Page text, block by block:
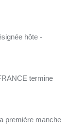
hôte -
termine
première manche